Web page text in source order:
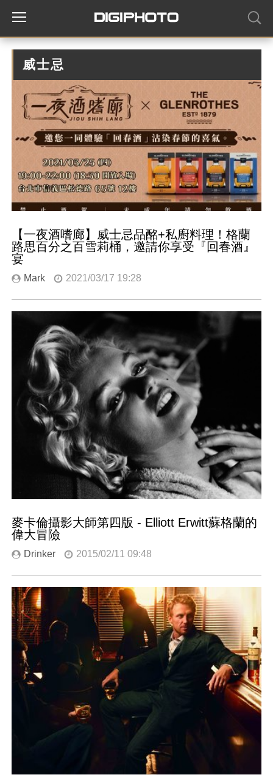
威士忌
【一夜酒嗜廊】威士忌品酩+私廚料理！格蘭
路思百分之百雪莉桶，邀請你享受『回春酒』
宴
Mark 2021/03/17 19:28
麥卡倫攝影大師第四版 - Elliott Erwitt蘇格蘭的
偉大冒險
Drinker 2015/02/11 09:48